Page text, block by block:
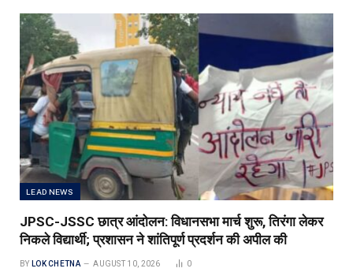
LEAD NEWS
JPSC-JSSC छात्र आंदोलन: विधानसभा मार्च शुरू, तिरंगा लेकर
निकले विद्यार्थी; प्रशासन ने शांतिपूर्ण प्रदर्शन की अपील की
BY LOK CHETNA AUGUST 10, 2026 0